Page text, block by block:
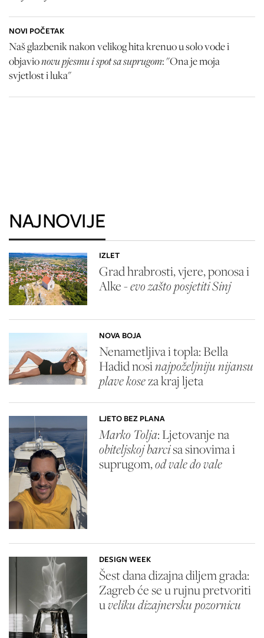
NOVI POČETAK
Naš glazbenik nakon velikog hita krenuo u solo vode i
objavionovu pjesmu i spot sa suprugom: "Ona je moja
svjetlost i luka"
NAJNOVIJE
IZLET
Grad hrabrosti, vjere, ponosa i
Alke -evo zašto posjetiti Sinj
NOVA BOJA
Nenametljiva i topla: Bella
Hadid nosinajpoželjniju nijansu
plave koseza kraj ljeta
LJETO BEZ PLANA
Marko Tolja: Ljetovanje na
obiteljskoj barcisa sinovima i
suprugom,od vale do vale
DESIGN WEEK
Šest dana dizajna diljem grada:
Zagreb će se u rujnu pretvoriti
uveliku dizajnersku pozornicu